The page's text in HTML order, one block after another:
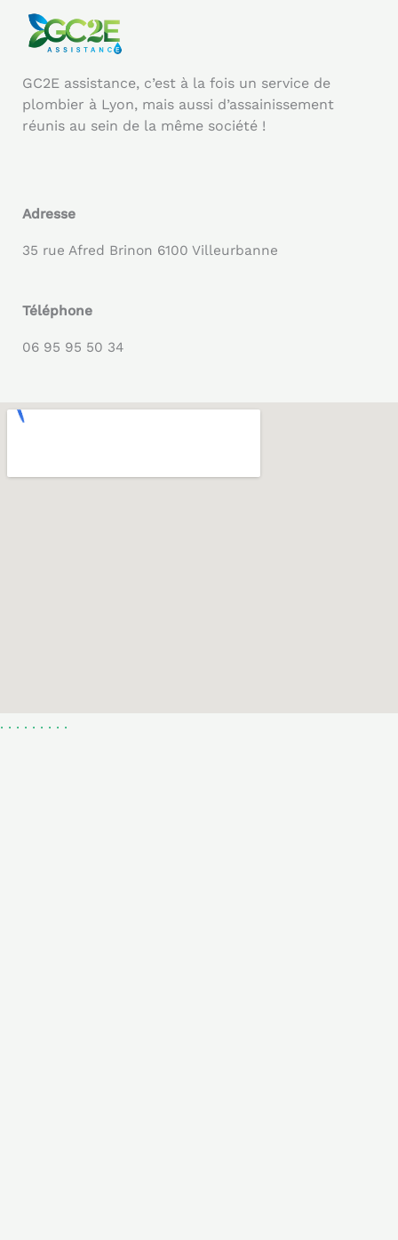
GC2E assistance, c’est à la fois un service de
plombier à Lyon, mais aussi d’assainissement
réunis au sein de la même société !
Adresse
35 rue Afred Brinon 6100 Villeurbanne
Téléphone
06 95 95 50 34
. . . . . . . . .